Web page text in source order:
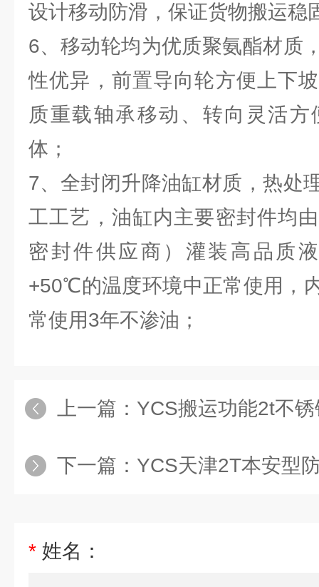
设计移动防滑，保证货物搬运稳
6、移动轮均为优质聚氨酯材质
性优异，前置导向轮方便上下
质重载轴承移动、转向灵活
体；
7、全封闭升降油缸材质，热处
工工艺，油缸内主要密封件均
密封件供应商）灌装高品质
+50℃的温度环境中正常使用，
常使用3年不渗油；
上一篇： YCS搬运功能2t不锈
下一篇： YCS天津2T本安型防
* 姓名：